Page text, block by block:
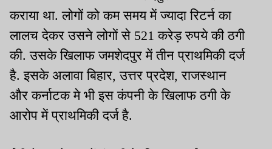
कराया था. लोगों को कम समय में ज्यादा रिटर्न का
लालच देकर उसने लोगों से 521 करेड़ रुपये की ठगी
की. उसके खिलाफ जमशेदपुर में तीन प्राथमिकी दर्ज
है. इसके अलावा बिहार, उत्तर प्रदेश, राजस्थान
और कर्नाटक मे भी इस कंपनी के खिलाफ ठगी के
आरोप में प्राथमिकी दर्ज है.